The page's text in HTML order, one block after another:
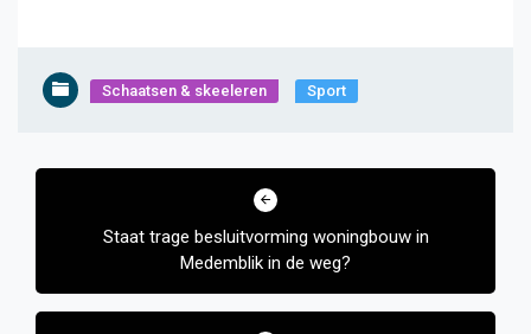
Schaatsen & skeeleren Sport
Bericht
Staat trage besluitvorming woningbouw in
Medemblik in de weg?